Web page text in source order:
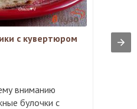
с кувертюром
вниманию
булочки с